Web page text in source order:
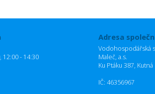
12:00 - 14:30
Adresa
Vodohospodářská
Maleč, a.s.
Ku Ptáku 387,
IČ: 46356967